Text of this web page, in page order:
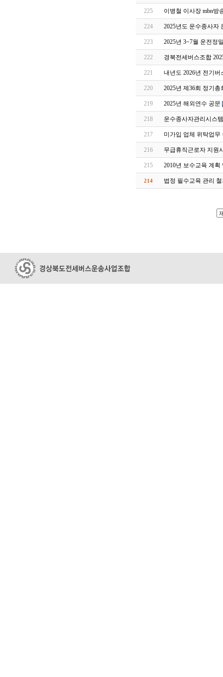
225 이병철 이사장 mbn방
224 2025년도 운수종사자
223 2025년 3~7월 운전정
222 경북전세버스조합
221 내년도 2026년 전기
220 2025년 제36회 정기총
219 2025년 해외연수 공문
218 운수종사자관리시스
217 미가입 업체 위탁업무
216 무급휴직근로자 지원
215 2010년 보수교육 계획
214 법정 필수교육 관리